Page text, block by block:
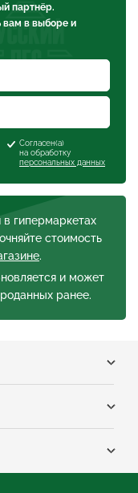
гипермаркетах
стоимость
.
и может
ранее.
партнёр.
вам в выборе и
Согласен(а)
на обработку
персональных данных